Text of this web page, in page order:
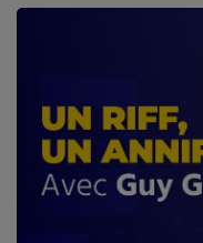
L'ÉQUIPE
Contact